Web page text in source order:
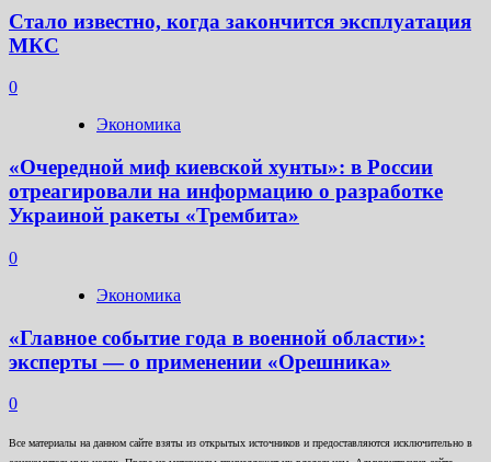
Стало известно, когда закончится эксплуатация
МКС
0
Экономика
«Очередной миф киевской хунты»: в России
отреагировали на информацию о разработке
Украиной ракеты «Трембита»
0
Экономика
«Главное событие года в военной области»:
эксперты — о применении «Орешника»
0
Все материалы на данном сайте взяты из открытых источников и предоставляются исключительно в